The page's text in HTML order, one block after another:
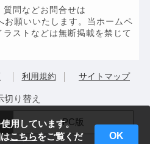
用しています。
こちらをご覧くだ
OK
問などお問合せは
願いいたします。当ホームペ
ストなどは無断掲載を禁じて
利用規約 サイトマップ
切り替え
PC版